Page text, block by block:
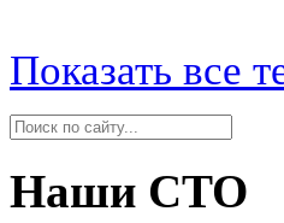
Показать все
Наши СТО